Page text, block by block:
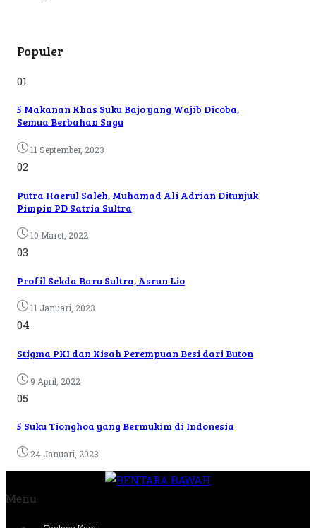
Populer
01
5 Makanan Khas Suku Bajo yang Wajib Dicoba,
Semua Berbahan Sagu
11 September, 2023
02
Putra Haerul Saleh, Muhamad Ali Adrian Ditunjuk
Pimpin PD Satria Sultra
10 Maret, 2022
03
Profil Sekda Baru Sultra, Asrun Lio
11 Januari, 2023
04
Stigma PKI dan Kisah Perempuan Besi dari Buton
9 April, 2022
05
5 Suku Tionghoa yang Bermukim di Indonesia
24 Januari, 2023
Menu